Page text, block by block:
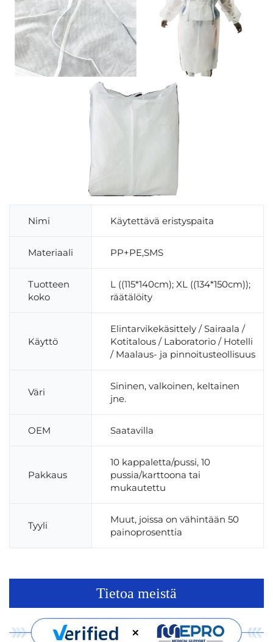
Nimi Käytettävä eristyspaita
Materiaali PP+PE,SMS
Tuotteen
koko
L ((115*140cm); XL ((134*150cm));
räätälöity
Käyttö
Elintarvikekäsittely / Sairaala /
Kotitalous / Laboratorio / Hotelli
/ Maalaus- ja pinnoitusteollisuus
Väri
Sininen, valkoinen, keltainen
jne.
OEM Saatavilla
Pakkaus
10 kappaletta/pussi, 10
pussia/karttoona tai
mukautettu
Tyyli
Muut, joissa on vähintään 50
painoprosenttia
Tietoa meistä